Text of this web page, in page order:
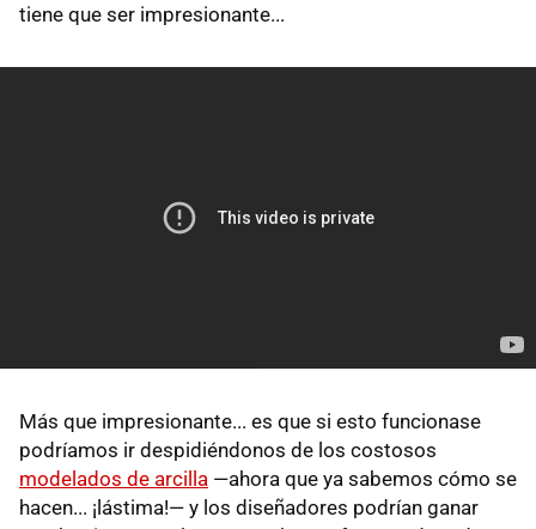
tiene que ser impresionante...
Más que impresionante... es que si esto funcionase
podríamos ir despidiéndonos de los costosos
modelados de arcilla —ahora que ya sabemos cómo se
hacen... ¡lástima!— y los diseñadores podrían ganar